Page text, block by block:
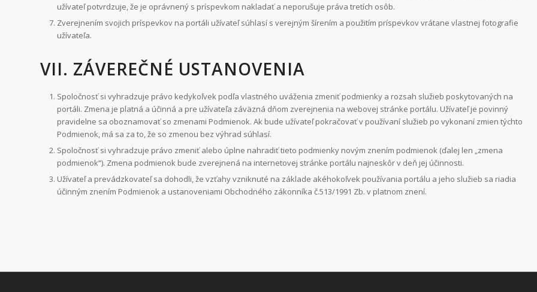
užívateľ potvrdzuje, že je oprávnený s príspevkom nakladať a neporušuje práva tretích osôb.
Zverejnením svojich príspevkov na portáli užívateľ súhlasí s verejným šírením a použitím príspevkov vrátane vlastnej fotografie
užívateľa.
VII. ZÁVEREČNÉ USTANOVENIA
Spoločnosť si vyhradzuje právo kedykoľvek podľa vlastného uváženia zmeniť podmienky a rozsah služieb poskytovaných na
portáli. Zmena je platná a účinná a pre užívateľa záväzná dňom zverejnenia na webovej stránke portálu. Užívateľ je povinný
pravidelne sa oboznamovať so zmenami Podmienok. Ak bude užívateľ pokračovať v používaní služieb po vykonaní zmien týchto
Podmienok, má sa za to, že so zmenou bez výhrad súhlasí.
Spoločnosť si vyhradzuje právo zmeniť alebo úplne nahradiť tieto podmienky novým znením podmienok (ďalej len „zmena
podmienok“). Zmena podmienok bude zverejnená na internetovej stránke portálu najneskôr v deň jej účinnosti.
Užívateľ a prevádzkovateľ sa dohodli, že vzťahy vzniknuté na základe akéhokoľvek používania portálu a jeho služieb sa riadia
účinným znením Podmienok a ustanoveniami Obchodného zákonníka č.513/1991 Zb. v platnom znení.